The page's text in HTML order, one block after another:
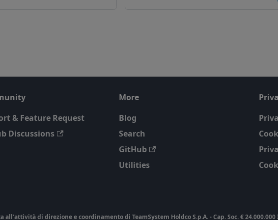
& Feature Request
Discussions
More
Blog
Search
GitHub
Utilities
di direzione e coordinamento di TeamSystem Holdco S.p.A. - Cap. Soc. € 24.000.000